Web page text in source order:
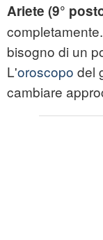
Ariete (9°
bisogno di un
L'oroscopo del
cambiare